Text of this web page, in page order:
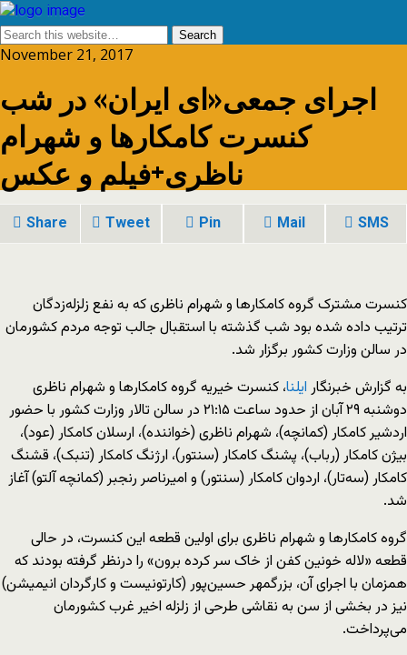
November 21, 2017
اجرای جمعی«ای ایران» در شب
کنسرت کامکارها و شهرام
ناظری+فیلم و عکس
Share Tweet Pin Mail SMS
کنسرت مشترک گروه کامکارها و شهرام ناظری که به نفع زلزله‌زدگان
ترتیب داده شده بود شب گذشته با استقبال جالب توجه مردم کشورمان
در سالن وزارت کشور برگزار شد.
به گزارش خبرنگار ایلنا، کنسرت خیریه گروه کامکارها و شهرام ناظری
دوشنبه ۲۹ آبان از حدود ساعت ۲۱:۱۵ در سالن تالار وزارت کشور با حضور
اردشیر کامکار (کمانچه)، شهرام ناظری (خواننده)، ارسلان کامکار (عود)،
بیژن کامکار (رباب)، پشنگ کامکار (سنتور)، ارژنگ کامکار (تنبک)، قشنگ
کامکار (سه‌تار)، اردوان کامکار (سنتور) و امیرناصر رنجبر (کمانچه آلتو) آغاز
شد.
گروه کامکارها و شهرام ناظری برای اولین قطعه این کنسرت، در حالی
قطعه «لاله خونین کفن از خاک سر کرده برون» را درنظر گرفته بودند که
همزمان با اجرای آن، بزرگمهر حسین‌پور (کارتونیست و کارگردان انیمیشن)
نیز در بخشی از سن به نقاشی طرحی از زلزله اخیر غرب کشورمان
می‌پرداخت.